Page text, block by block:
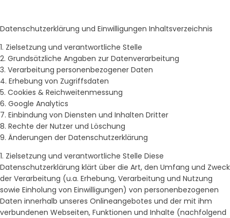
Datenschutzerklärung und Einwilligungen Inhaltsverzeichnis
1. Zielsetzung und verantwortliche Stelle
2. Grundsätzliche Angaben zur Datenverarbeitung
3. Verarbeitung personenbezogener Daten
4. Erhebung von Zugriffsdaten
5. Cookies & Reichweitenmessung
6. Google Analytics
7. Einbindung von Diensten und Inhalten Dritter
8. Rechte der Nutzer und Löschung
9. Änderungen der Datenschutzerklärung
1. Zielsetzung und verantwortliche Stelle Diese
Datenschutzerklärung klärt über die Art, den Umfang und Zweck
der Verarbeitung (u.a. Erhebung, Verarbeitung und Nutzung
sowie Einholung von Einwilligungen) von personenbezogenen
Daten innerhalb unseres Onlineangebotes und der mit ihm
verbundenen Webseiten, Funktionen und Inhalte (nachfolgend